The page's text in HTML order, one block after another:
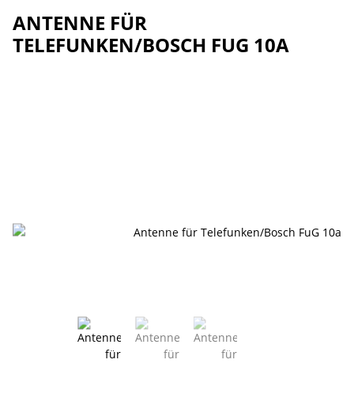
ANTENNE FÜR
TELEFUNKEN/BOSCH FUG 10A